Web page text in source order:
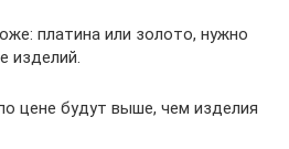
платина или золото, нужно
изделий.
цене будут выше, чем изделия